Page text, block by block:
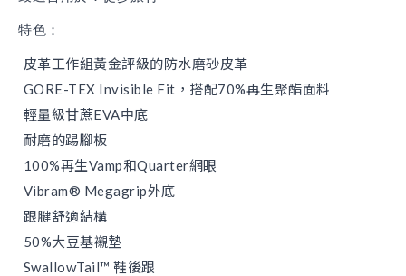
特色：
皮革工作組黃金評級的防水磨砂皮革
GORE-TEX Invisible Fit，搭配70%再生聚酯面料
輕量級甘蔗EVA中底
耐磨的踢腳板
100%再生Vamp和Quarter網眼
Vibram® Megagrip外底
跟腱舒適結構
50%大豆基襯墊
SwallowTail™ 鞋後跟